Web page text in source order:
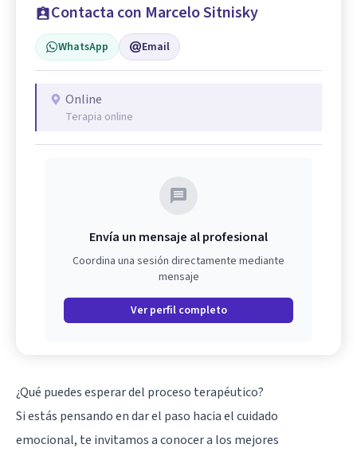
Contacta con Marcelo Sitnisky
WhatsApp Email
Online
Terapia online
Envía un mensaje al profesional
Coordina una sesión directamente mediante
mensaje
Ver perfil completo
¿Qué puedes esperar del proceso terapéutico?
Si estás pensando en dar el paso hacia el cuidado
emocional, te invitamos a conocer a los mejores